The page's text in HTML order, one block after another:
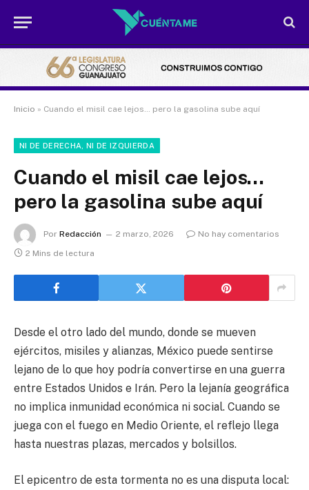
Inicio » Cuando el misil cae lejos… pero la gasolina sube aquí
NI DE DERECHA, NI DE IZQUIERDA
Cuando el misil cae lejos…
pero la gasolina sube aquí
Por Redacción 2 marzo, 2026
No hay comentarios
2 Mins de lectura
Desde el otro lado del mundo, donde se mueven
ejércitos, misiles y alianzas, México puede sentirse
lejano de lo que hoy podría convertirse en una guerra
entre Estados Unidos e Irán. Pero la lejanía geográfica
no implica inmunidad económica ni social. Cuando se
juega con el fuego en Medio Oriente, el reflejo llega
hasta nuestras plazas, mercados y bolsillos.
El epicentro de esta tormenta no es una disputa local: